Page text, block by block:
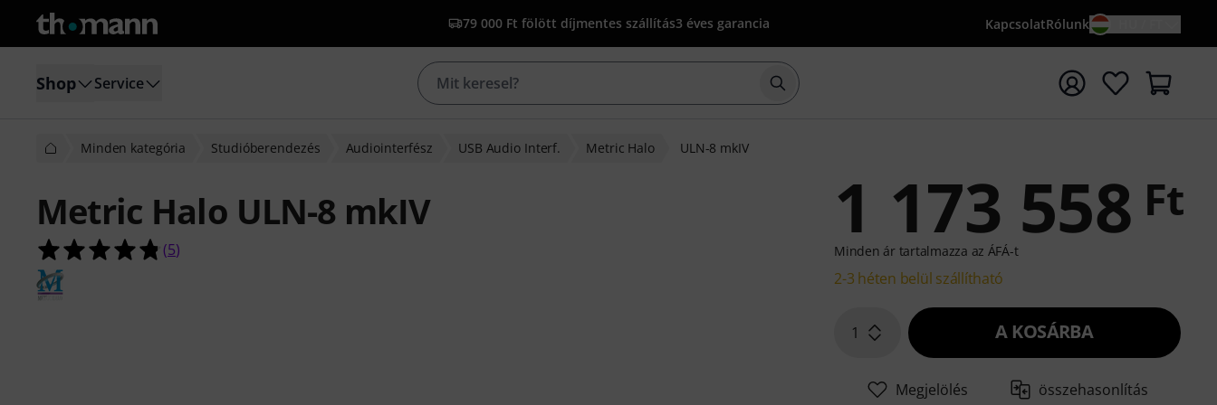
79 000 Ft fölött díjmentes szállítás3 éves garancia KapcsolatRólunk
Shop Service Keresés indítása {searchTerm} keresőszóval
Minden kategória Studióberendezés Audiointerfész USB Audio Interf. Metric Halo ULN-8 mkIV
Metric Halo ULN-8 mkIV
4.8/5 csillag, összesen 5 értékelés alapján
(5) 1 173 558 Ft
Minden ár tartalmazza az ÁFÁ-t
2-3 héten belül szállítható
1 A KOSÁRBA
Megjelölés összehasonlítás